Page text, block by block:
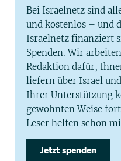
Bei Israelnetz sind
und kostenlos – und
Israelnetz finanziert
Spenden. Wir
Redaktion dafür,
liefern über Israel
Ihrer Unterstützung
gewohnten Weise
Leser helfen schon
Jetzt spenden